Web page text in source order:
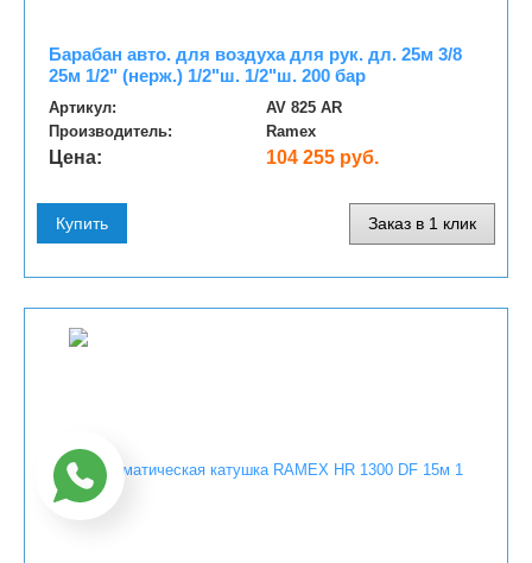
Барабан авто. для воздуха для рук. дл. 25м 3/8
25м 1/2" (нерж.) 1/2"ш. 1/2"ш. 200 бар
Артикул:
AV 825 AR
Производитель:
Ramex
Цена: 104 255 руб.
Купить Заказ в 1 клик